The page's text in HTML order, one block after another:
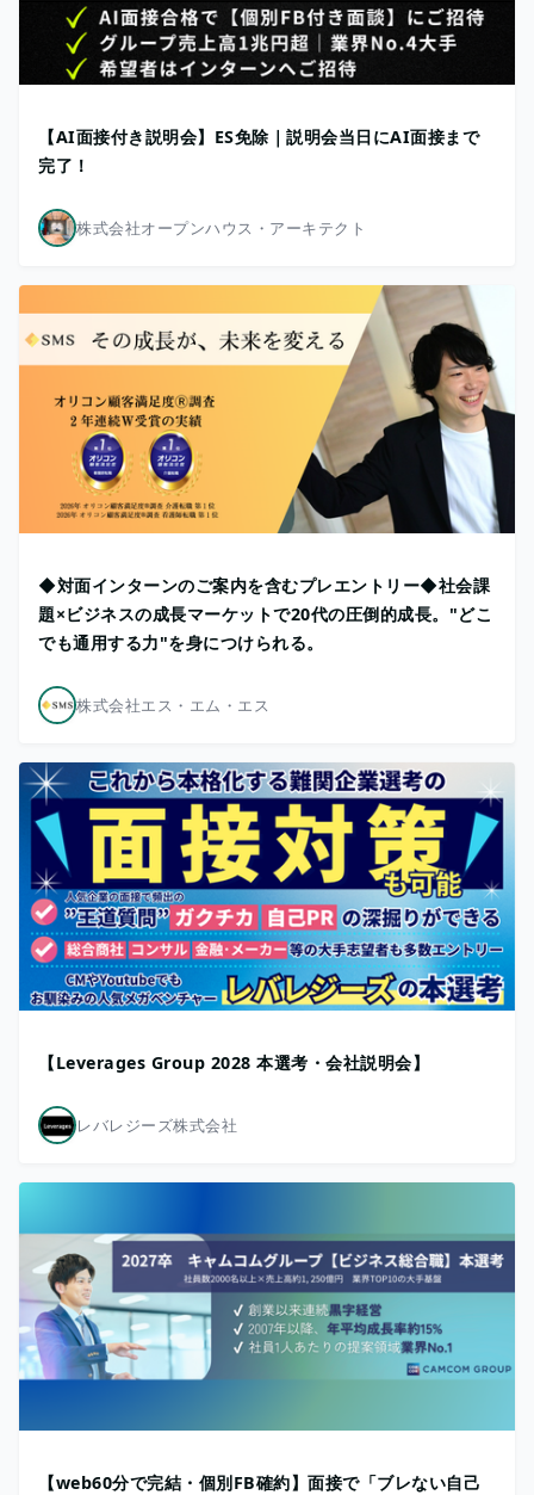
【AI面接付き説明会】ES免除｜説明会当日にAI面接まで
完了！
株式会社オープンハウス・アーキテクト
◆対面インターンのご案内を含むプレエントリー◆社会課
題×ビジネスの成長マーケットで20代の圧倒的成長。"どこ
でも通用する力"を身につけられる。
株式会社エス・エム・エス
【Leverages Group 2028 本選考・会社説明会】
レバレジーズ株式会社
【web60分で完結・個別FB確約】面接で「ブレない自己